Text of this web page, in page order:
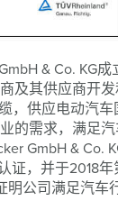
& Co. KG
及其供应商开
，供应电动汽
的需求，满足汽
GmbH & Co.
证，并于2018
明公司满足汽车